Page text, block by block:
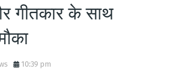
गीतकार के साथ
10:39 pm